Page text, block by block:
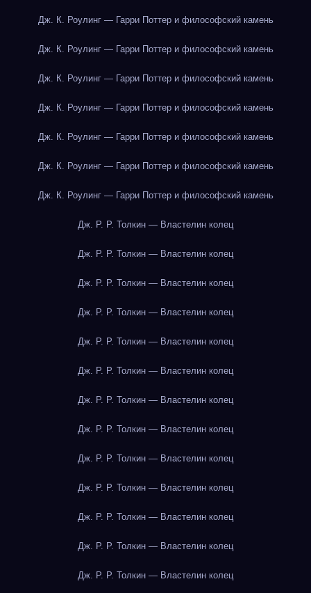
Дж. К. Роулинг — Гарри Поттер и философский камень
Дж. К. Роулинг — Гарри Поттер и философский камень
Дж. К. Роулинг — Гарри Поттер и философский камень
Дж. К. Роулинг — Гарри Поттер и философский камень
Дж. К. Роулинг — Гарри Поттер и философский камень
Дж. К. Роулинг — Гарри Поттер и философский камень
Дж. К. Роулинг — Гарри Поттер и философский камень
Дж. Р. Р. Толкин — Властелин колец
Дж. Р. Р. Толкин — Властелин колец
Дж. Р. Р. Толкин — Властелин колец
Дж. Р. Р. Толкин — Властелин колец
Дж. Р. Р. Толкин — Властелин колец
Дж. Р. Р. Толкин — Властелин колец
Дж. Р. Р. Толкин — Властелин колец
Дж. Р. Р. Толкин — Властелин колец
Дж. Р. Р. Толкин — Властелин колец
Дж. Р. Р. Толкин — Властелин колец
Дж. Р. Р. Толкин — Властелин колец
Дж. Р. Р. Толкин — Властелин колец
Дж. Р. Р. Толкин — Властелин колец